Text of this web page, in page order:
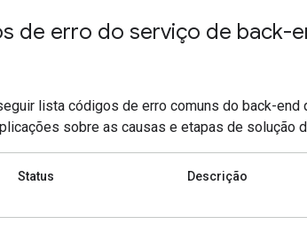
de erro do serviço de back-
lista códigos de erro comuns do back-end
sobre as causas e etapas de solução
Status Descrição